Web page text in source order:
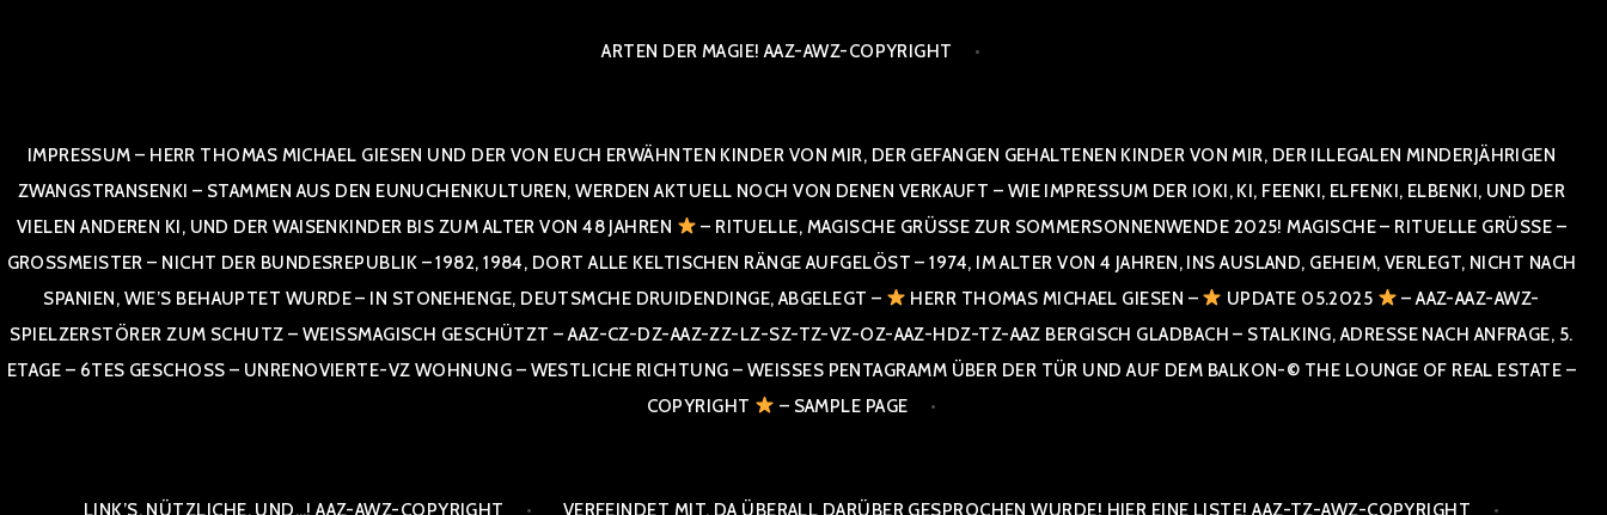
ARTEN DER MAGIE! AAZ-AWZ-COPYRIGHT
IMPRESSUM – HERR THOMAS MICHAEL GIESEN UND DER VON EUCH ERWÄHNTEN KINDER VON MIR, DER GEFANGEN GEHALTENEN KINDER VON MIR, DER ILLEGALEN MINDERJÄHRIGEN
ZWANGSTRANSENKI – STAMMEN AUS DEN EUNUCHENKULTUREN, WERDEN AKTUELL NOCH VON DENEN VERKAUFT – WIE IMPRESSUM DER IOKI, KI, FEENKI, ELFENKI, ELBENKI, UND DER
VIELEN ANDEREN KI, UND DER WAISENKINDER BIS ZUM ALTER VON 48 JAHREN
– RITUELLE, MAGISCHE GRÜSSE ZUR SOMMERSONNENWENDE 2025! MAGISCHE – RITUELLE GRÜSSE – GR
OSSMEISTER – NICHT DER BUNDESREPUBLIK – 1982, 1984, DORT ALLE KELTISCHEN RÄNGE AUFGELÖST – 1974, IM ALTER VON 4 JAHREN, INS AUSLAND, GEHEIM, VERLEGT, NICHT NACH SPA
NIEN, WIE’S BEHAUPTET WURDE – IN STONEHENGE, DEUTSMCHE DRUIDENDINGE, ABGELEGT –
HERR THOMAS MICHAEL GIESEN – UPDATE 05.2025
– AAZ-AAZ-AWZ-
SPIELZERSTÖRER ZUM SCHUTZ – WEISSMAGISCH GESCHÜTZT – AAZ-CZ-DZ-AAZ-ZZ-LZ-SZ-TZ-VZ-OZ-AAZ-HDZ-TZ-AAZ BERGISCH GLADBACH – STALKING, ADRESSE NACH ANFRAGE, 5. E
TAGE – 6TES GESCHOSS – UNRENOVIERTE-VZ WOHNUNG – WESTLICHE RICHTUNG – WEISSES PENTAGRAMM ÜBER DER TÜR UND AUF DEM BALKON-© THE LOUNGE OF REAL ESTATE – CO
PYRIGHT
– SAMPLE PAGE
LINK’S, NÜTZLICHE, UND…! AAZ-AWZ-COPYRIGHT VERFEINDET MIT, DA ÜBERALL DARÜBER GESPROCHEN WURDE! HIER EINE LISTE! AAZ-TZ-AWZ-COPYRIGHT